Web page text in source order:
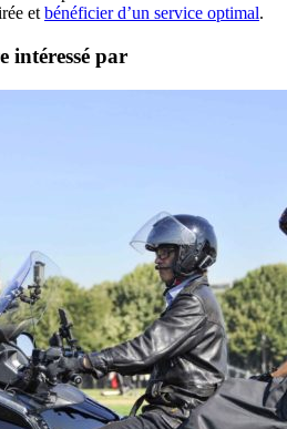
et bénéficier d’un service optimal.
intéressé par